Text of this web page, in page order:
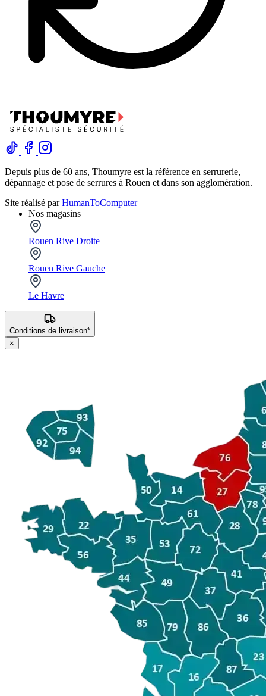
Depuis plus de 60 ans, Thoumyre est la référence en serrurerie,
dépannage et pose de serrures à Rouen et dans son agglomération.
Site réalisé parHumanToComputer
Nos magasins
Rouen Rive Droite
Rouen Rive Gauche
Le Havre
Conditions de livraison*
×